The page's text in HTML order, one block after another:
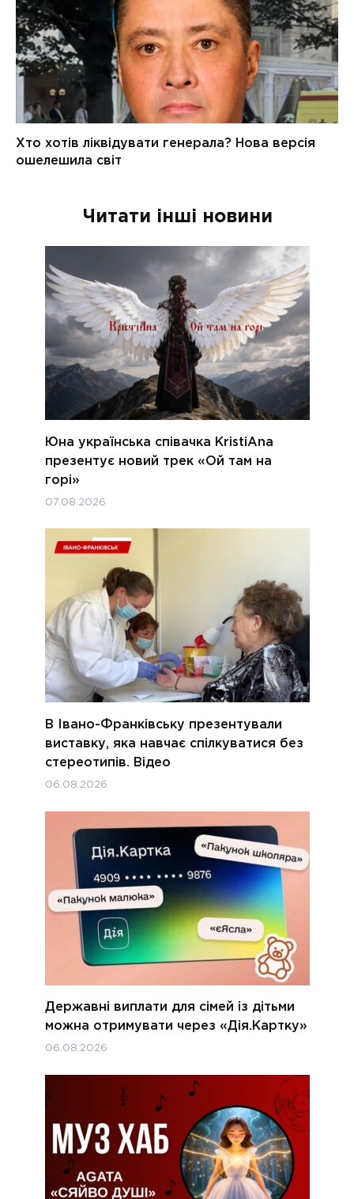
Читати інші новини
Юна українська співачка KristiAna
презентує новий трек «Ой там на
горі»
07.08.2026
В Івано-Франківську презентували
виставку, яка навчає спілкуватися без
стереотипів. Відео
06.08.2026
Державні виплати для сімей із дітьми
можна отримувати через «Дія.Картку»
06.08.2026